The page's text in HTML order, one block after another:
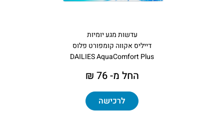
עדשות מגע יומיות
דייליס אקווה קומפורט פלוס
DAILIES AquaComfort Plus
החל מ- 76 ₪
לרכישה